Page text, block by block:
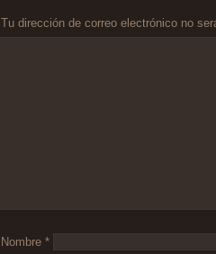
Tu dirección de correo electrónico no
Nombre *